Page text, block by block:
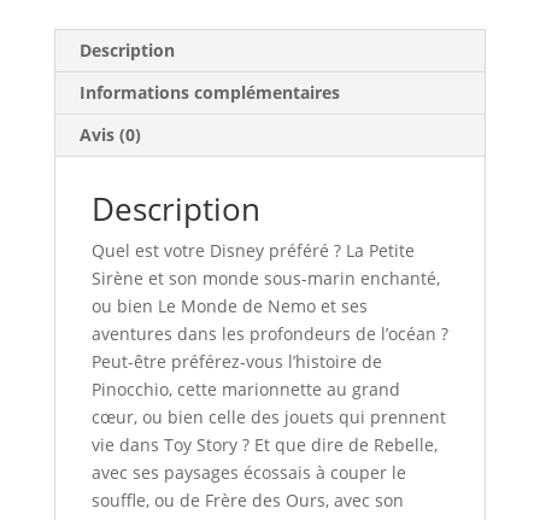
Description
Informations complémentaires
Avis (0)
Description
Quel est votre Disney préféré ? La Petite
Sirène et son monde sous-marin enchanté,
ou bien Le Monde de Nemo et ses
aventures dans les profondeurs de l’océan ?
Peut-être préférez-vous l’histoire de
Pinocchio, cette marionnette au grand
cœur, ou bien celle des jouets qui prennent
vie dans Toy Story ? Et que dire de Rebelle,
avec ses paysages écossais à couper le
souffle, ou de Frère des Ours, avec son